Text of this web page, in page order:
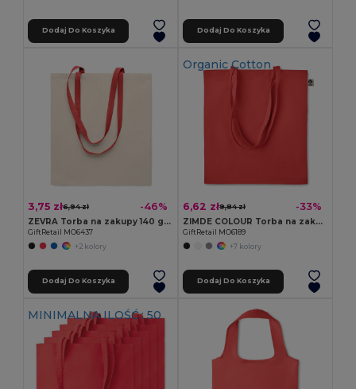
Dodaj Do Koszyka Dodaj Do Koszyka
3,75 zł6,94 zł -46%
ZEVRA Torba na zakupy 140 gr/m²
GiftRetail MO6437
+2 kolory
Dodaj Do Koszyka
Organic Cotton
6,62 zł9,84 zł -33%
ZIMDE COLOUR Torba na zakupy z bawełny org
GiftRetail MO6189
+7 kolory
Dodaj Do Koszyka
MINIMALNA ILOŚĆ.: 50